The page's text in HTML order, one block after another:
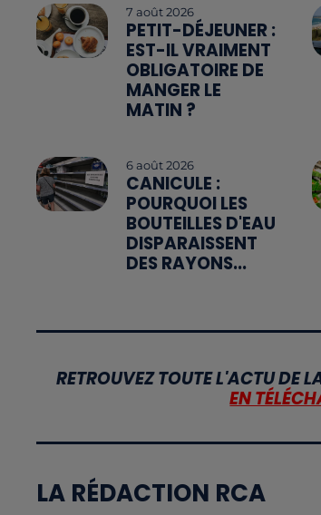
7 août 2026
PETIT-DÉJEUNER :
EST-IL VRAIMENT
OBLIGATOIRE DE
MANGER LE
MATIN ?
6 août 2026
CANICULE :
POURQUOI LES
BOUTEILLES D'EAU
DISPARAISSENT
DES RAYONS...
RETROUVEZ TOUTE L'ACTU DE
EN
LA RÉDACTION RCA